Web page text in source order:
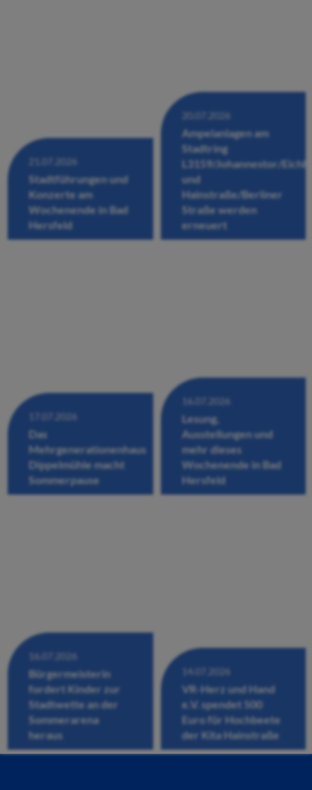
21.07.2026
Stadtführungen und
Konzerte am
Wochenende in Bad
Hersfeld
20.07.2026
Ampelanlagen am
Stadtring
L3159/Johannestor/
und
Hainstraße/Berliner
Straße werden
erneuert
17.07.2026
Das
Mehrgenerationenhaus
Dippelmühle macht
Sommerpause
16.07.2026
Lesung,
Ausstellungen und
mehr dieses
Wochenende in Bad
Hersfeld
16.07.2026
Bürgermeisterin
fordert Kinder zur
Stadtwette an der
Sommerarena
heraus
14.07.2026
VR-Herz und Hand
e.V. spendet 500
Euro für Hochbeete
der Kita Hainstraße